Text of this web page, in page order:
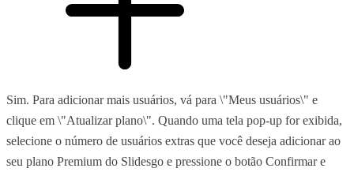
Sim. Para adicionar mais usuários, vá para \"Meus usuários\" e
clique em \"Atualizar plano\". Quando uma tela pop-up for exibida,
selecione o número de usuários extras que você deseja adicionar ao
seu plano Premium do Slidesgo e pressione o botão Confirmar e